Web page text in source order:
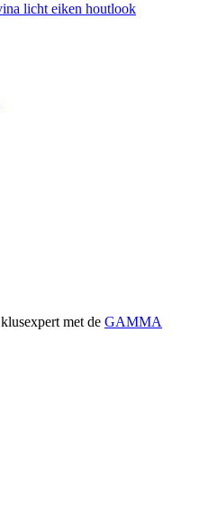
licht eiken houtlook
met de GAMMA